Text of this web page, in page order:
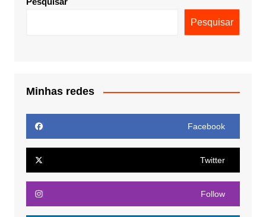
Pesquisar
Minhas redes
Facebook
Twitter
Follow